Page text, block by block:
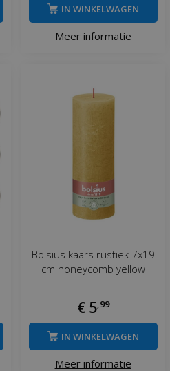
Meer informatie
IN WINKELWAGEN
Bolsius kaars rustiek 7x19
cm honeycomb yellow
€ 5 99
Meer informatie
IN WINKELWAGEN